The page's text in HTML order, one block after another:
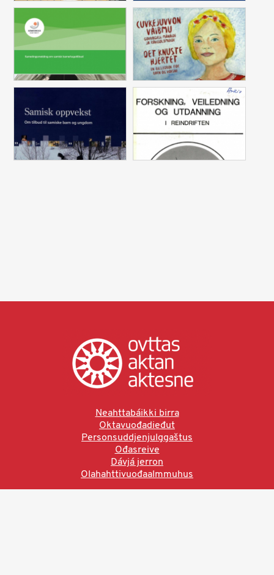
Neahttabáikki birra
Oktavuođadieđut
Personsuddjenjulggaštus
Ođasreive
Dávjá jerron
Olahahttivuođaalmmuhus